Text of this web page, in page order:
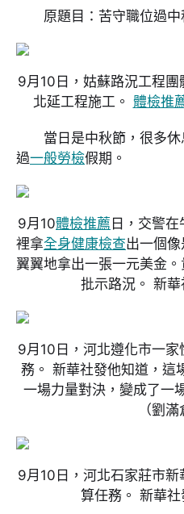
原題目：苦守職位過中
9月10日，姑蘇路況工程
北延工程施工。 體檢推
當日是中秋節，很多
過一般勞檢假期。
9月10體檢推薦 日，交警
裡拿全身健康檢查出一個
翼翼地拿出一張一元美金
批示路況。 新華
9月10日，河北遵化市一
務。 新華社發他知道，這
一場力量對決，變成了一
（劉滿
9月10日，河北石家莊市
算任務。 新華社